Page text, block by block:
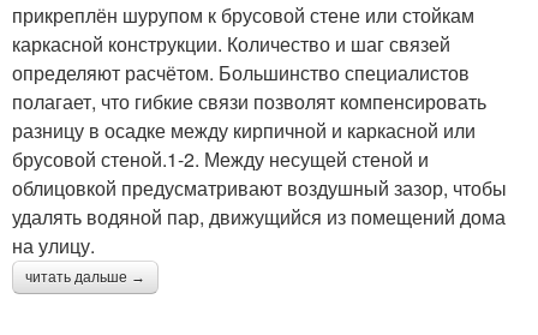
прикреплён шурупом к брусовой стене или стойкам
каркасной конструкции. Количество и шаг связей
определяют расчётом. Большинство специалистов
полагает, что гибкие связи позволят компенсировать
разницу в осадке между кирпичной и каркасной или
брусовой стеной.1-2. Между несущей стеной и
облицовкой предусматривают воздушный зазор, чтобы
удалять водяной пар, движущийся из помещений дома
на улицу.
читать дальше →